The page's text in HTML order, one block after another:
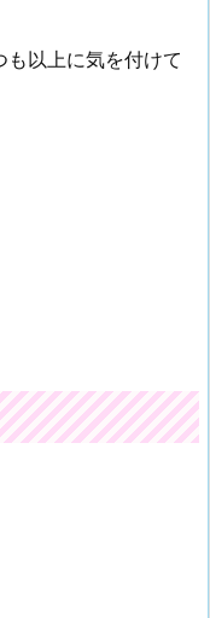
以上に気を付けて